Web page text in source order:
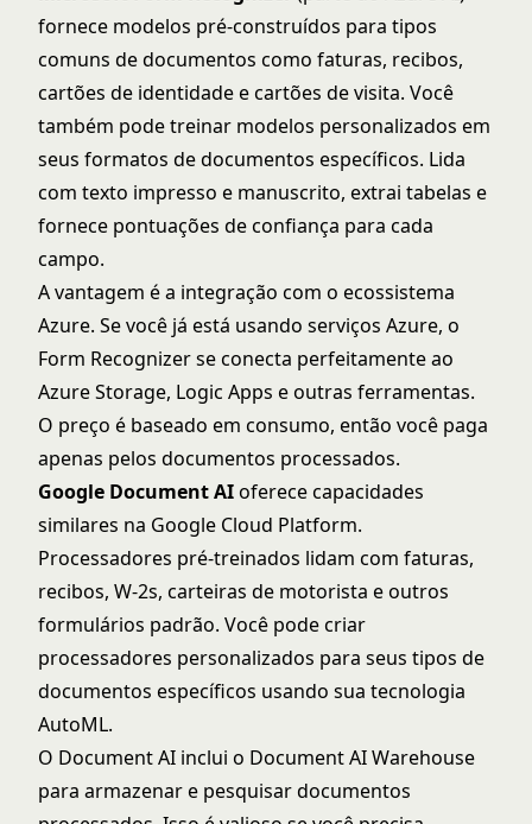
fornece modelos pré-construídos para tipos
comuns de documentos como faturas, recibos,
cartões de identidade e cartões de visita. Você
também pode treinar modelos personalizados em
seus formatos de documentos específicos. Lida
com texto impresso e manuscrito, extrai tabelas e
fornece pontuações de confiança para cada
campo.
A vantagem é a integração com o ecossistema
Azure. Se você já está usando serviços Azure, o
Form Recognizer se conecta perfeitamente ao
Azure Storage, Logic Apps e outras ferramentas.
O preço é baseado em consumo, então você paga
apenas pelos documentos processados.
Google Document AIoferece capacidades
similares na Google Cloud Platform.
Processadores pré-treinados lidam com faturas,
recibos, W-2s, carteiras de motorista e outros
formulários padrão. Você pode criar
processadores personalizados para seus tipos de
documentos específicos usando sua tecnologia
AutoML.
O Document AI inclui o Document AI Warehouse
para armazenar e pesquisar documentos